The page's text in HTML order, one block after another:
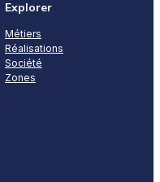
Explorer
Métiers
Réalisations
Société
Zones